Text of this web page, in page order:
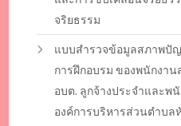
จริยธรรม
แบบสำรวจข้อมูลสภาพปั
การฝึกอบรม ของพนักงา
อบต. ลูกจ้างประจำและพ
องค์การบริหารส่วนตำบล